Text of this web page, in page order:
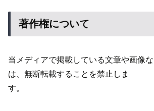
著作権について
当メディアで掲載している文章や画像
は、無断転載することを禁止しま
す。